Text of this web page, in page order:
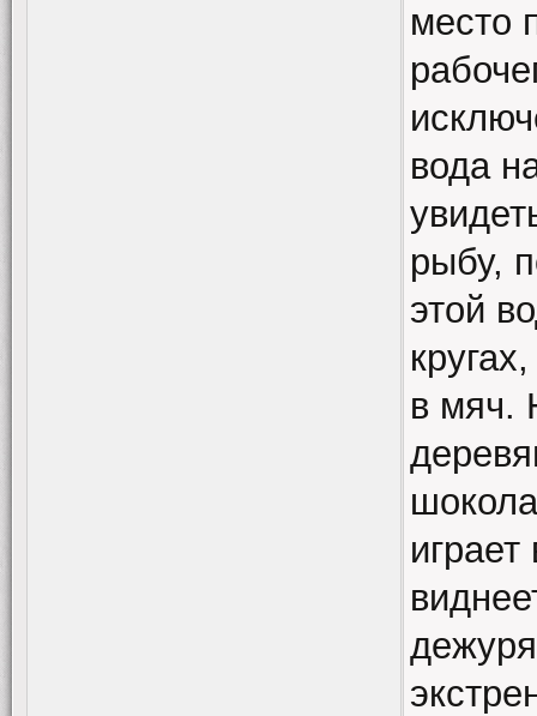
место
вода
рыбу,
этой
в мяч.